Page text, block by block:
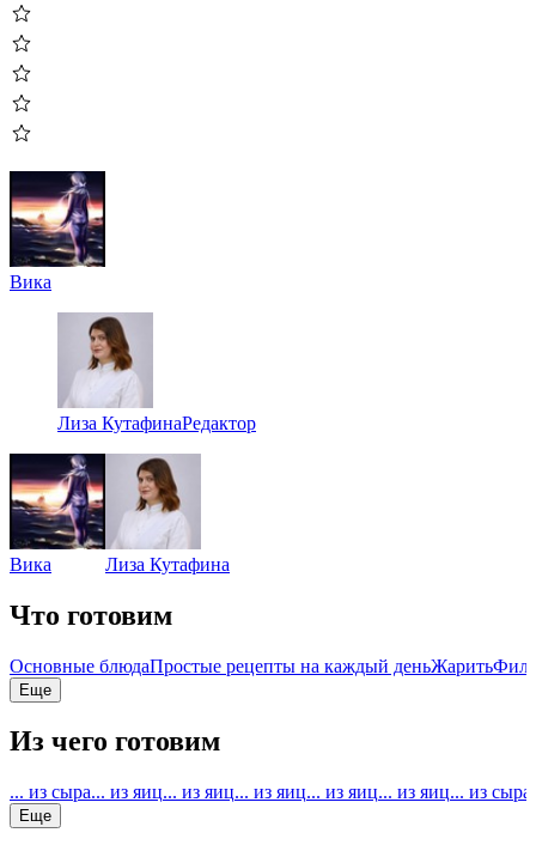
Вика
Лиза КутафинаРедактор
Вика Лиза Кутафина
Что готовим
Основные блюдаПростые рецепты на каждый деньЖарить
Еще
Из чего готовим
... из сыра... из яиц... из яиц... из яиц... из яиц... из яиц... из сыра
Еще